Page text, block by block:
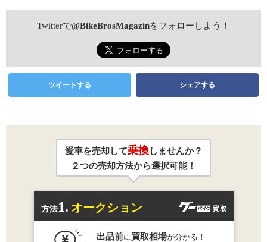
Twitterで@BikeBrosMagazinをフォローしよう！
ツイートする シェアする
愛車を売却して乗換しませんか？
２つの売却方法から選択可能！
方法1. オークション
出品前に 買取相場が分かる！